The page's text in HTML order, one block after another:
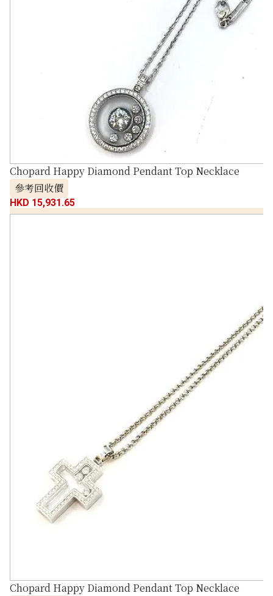
Chopard Happy Diamond Pendant Top Necklace
參考回收價
HKD 15,931.65
Chopard Happy Diamond Pendant Top Necklace